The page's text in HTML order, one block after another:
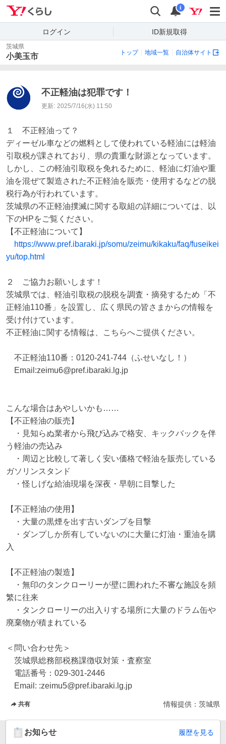
検索 通知
i
ログイン ID新規取得
茨城県
小美玉市 トップ 地域一覧 自治体サイト
不正軽油は犯罪です！
更新: 2025/7/16(水) 11:50
１　不正軽油って？
ディーゼル車などの燃料として使われている軽油には軽油
引取税が課されており、県の貴重な財源となっています。
しかし、この軽油引取税を免れるために、軽油に灯油や重
油を混ぜて製造された不正軽油を販売・使用するなどの脱
税行為が行われています。
茨城県の不正軽油撲滅に関する取組の詳細については、以
下のHPをご覧ください。
【不正軽油について】
https://www.pref.ibaraki.jp/somu/zeimu/kikaku/faq/fuseikei
yu/top.html
２　ご協力お願いします！
茨城県では、軽油引取税の脱税を調査・摘発するため「不
正軽油110番」を設置し、広く県民の皆さまからの情報を
受け付けています。
不正軽油に関する情報は、こちらへご提供ください。
不正軽油110番：0120-241-744（ふせいなし！）
Email:zeimu6@pref.ibaraki.lg.jp
こんな場合はあやしいかも……
【不正軽油の販売】
・見知らぬ業者から飛び込みで格安、キックバックを伴
う軽油の売込み
・周辺と比較して著しく安い価格で軽油を販売している
ガソリンスタンド
・怪しげな給油現場を深夜・早朝に目撃した
【不正軽油の使用】
・大量の黒煙を出す古いダンプを目撃
・ダンプしか所有していないのに大量に灯油・重油を購
入
【不正軽油の製造】
・無印のタンクローリーが壁に囲われた不審な施設を頻
繁に往来
・タンクローリーの出入りする場所に大量のドラム缶や
廃棄物が積まれている
＜問い合わせ先＞
茨城県総務部税務課徴収対策・査察室
電話番号：029-301-2446
Email: :zeimu5@pref.ibaraki.lg.jp
共有 情報提供： 茨城県
お知らせ 履歴を見る